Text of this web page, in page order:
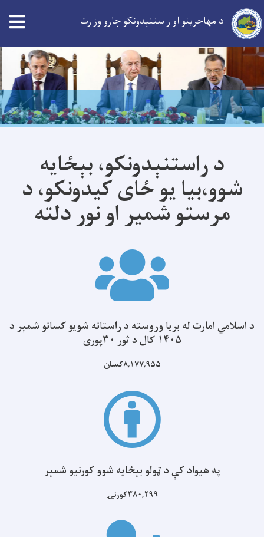
Skip
to
main
content
د مهاجرینو او راستنېدونکو چارو وزارت
د راستنېدونکو، بېځايه
شوو،بیا یو ځای کيدونکو، د
مرستو شمير او نور دلته
د اسلامي امارت له بریا وروسته د راستانه شویو کسانو شمېر د
۱۴۰۵ کال د ثور ۳۰پوری
۸,۱۷۷,۹۵۵کسان
په هیواد کې د ټولو بېځایه شوو کورنیو شمېر
۳۸۰,۲۹۹کورنۍ